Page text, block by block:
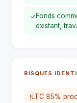
✓Fonds
existant,
RISQUES
!LTC 85%